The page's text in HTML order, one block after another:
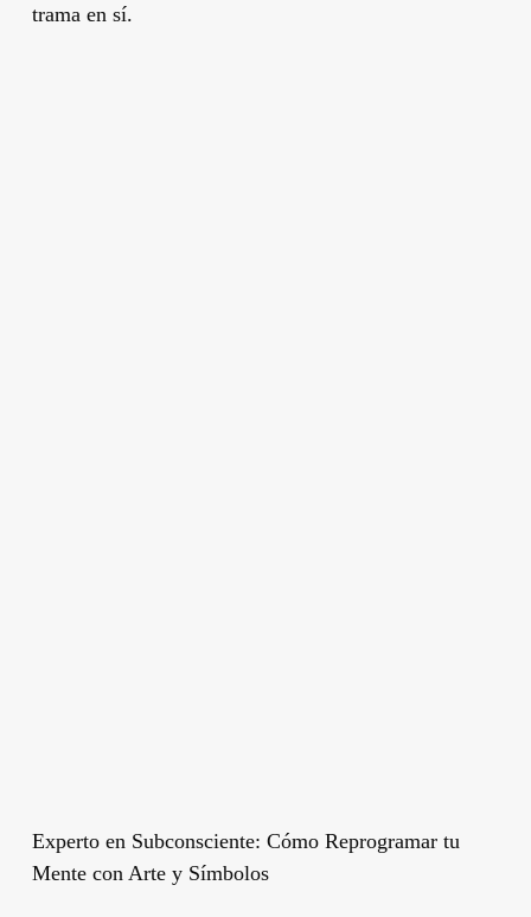
trama en sí.
Experto en Subconsciente: Cómo Reprogramar tu
Mente con Arte y Símbolos